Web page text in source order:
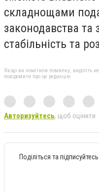
складнощами
законодавства та
стабільність та
Якщо ви помітили помилку, виділіть
повідомити про це редакцію
Авторизуйтесь, щоб оцінити
Поділіться та